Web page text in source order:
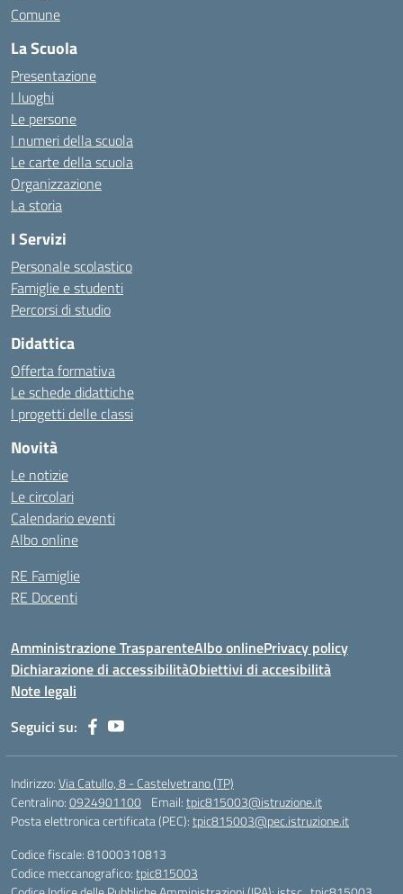
Comune
La Scuola
Presentazione
I luoghi
Le persone
I numeri della scuola
Le carte della scuola
Organizzazione
La storia
I Servizi
Personale scolastico
Famiglie e studenti
Percorsi di studio
Didattica
Offerta formativa
Le schede didattiche
I progetti delle classi
Novità
Le notizie
Le circolari
Calendario eventi
Albo online
RE Famiglie
RE Docenti
Amministrazione TrasparenteAlbo onlinePrivacy policy
Dichiarazione di accessibilitàObiettivi di accesibilità
Note legali
Seguici su:
Indirizzo:Via Catullo, 8 - Castelvetrano (TP)
Centralino:0924901100 Email:tpic815003@istruzione.it
Posta elettronica certificata (PEC):tpic815003@pec.istruzione.it
Codice fiscale: 81000310813
Codice meccanografico:tpic815003